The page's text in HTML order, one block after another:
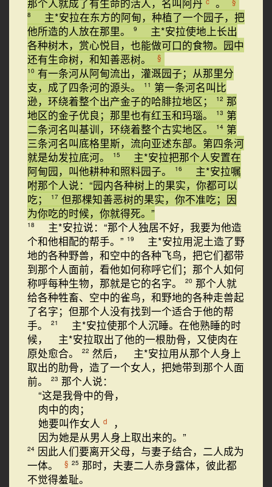
那个人就成了有生命的活人，名叫阿丹
。
8
主*安拉在东方的阿甸，种植了一个园子，把
他所造的人放在那里。
9
主*安拉使地上长出
各种树木，赏心悦目，也能做可口的食物。园中
还有生命树，和知善恶树。
§
10 有一条河从阿甸流出，灌溉园子；从那里分
支，成了四条河的源头。
11 第一条河名叫比
逊，环绕着整个出产金子的哈腓拉地区；
12 那
地区的金子优良；那里也有红玉和玛瑙。
13 第
二条河名叫基训，环绕着整个古实地区。
14 第
三条河名叫底格里斯，流向亚述东部。第四条河
就是幼发拉底河。
15
主*安拉把那个人安置在
阿甸园，叫他耕种和照料园子。
16
主*安拉嘱
咐那个人说：“园内各种树上的果实，你都可以
吃；
17 但那棵知善恶树的果实，你不准吃；因
为你吃的时候，你就得死。”
18
主*安拉说：“那个人独居不好，我要为他造
个和他相配的帮手。” 19
主*安拉用泥土造了野
地的各种野兽，和空中的各种飞鸟，把它们都带
到那个人面前，看他如何称呼它们；那个人如何
称呼每种生物，那就是它的名字。
20 那个人就
给各种牲畜、空中的雀鸟，和野地的各种走兽起
了名字；但那个人没有找到一个适合于他的帮
手。
21
主*安拉使那个人沉睡。在他熟睡的时
候， 主*安拉取出了他的一根肋骨，又使肉在
原处愈合。
22 然后， 主*安拉用从那个人身上
取出的肋骨，造了一个女人，把她带到那个人面
前。
23 那个人说：
“这是我骨中的骨，
肉中的肉；
她要叫作女人 d
，
因为她是从男人身上取出来的。”
24 因此人们要离开父母，与妻子结合，二人成为
一体。
§ 25 那时，夫妻二人赤身露体，彼此都
不觉得羞耻。